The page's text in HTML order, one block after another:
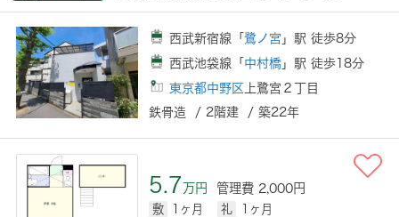
西武新宿線「鷺ノ宮 」駅 徒歩8分
西武池袋線「 中村橋 」駅 徒歩18分
東京都中野区 上鷺宮２丁目
鉄骨造 / 2階建 / 築22年
5.7万円 管理費 2,000円
敷 1ヶ月 礼
1ヶ月